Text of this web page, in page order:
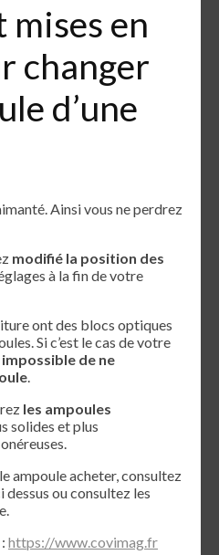
mises en
changer
d’une
Ainsi vous ne perdrez
modifié la position des
à la fin de votre
ont des blocs optiques
Si c’est le cas de votre
de ne
.
les ampoules
solides et plus
ampoule acheter, consultez
dessus ou consultez les
https://www.covimag.fr